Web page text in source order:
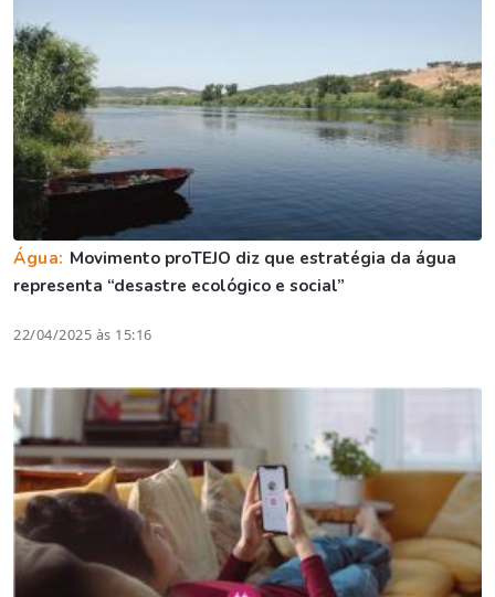
Água: Movimento proTEJO diz que estratégia da água
representa “desastre ecológico e social”
22/04/2025 às 15:16